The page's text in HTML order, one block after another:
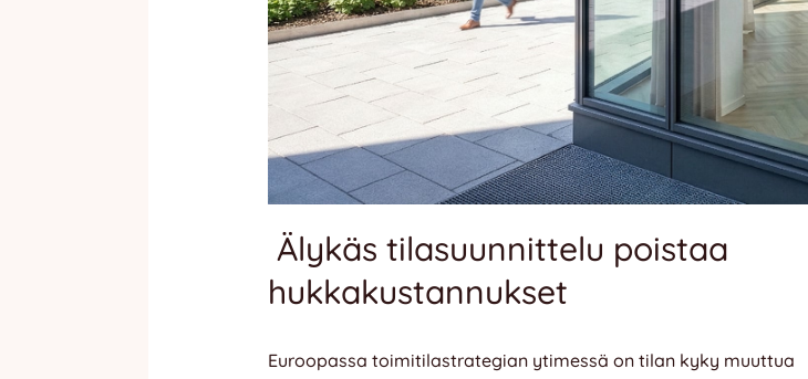
Älykäs tilasuunnittelu poistaa
hukkakustannukset
Euroopassa toimitilastrategian ytimessä on tilan kyky muuttua